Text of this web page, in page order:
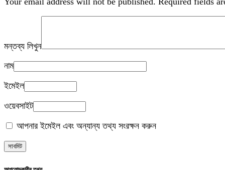
মন্তব্য লিখুন
নাম
ইমেইল
ওয়েবসাইট
আপনার ইমেইল এবং অন্যান্য তথ্য সংরক্ষন করুন